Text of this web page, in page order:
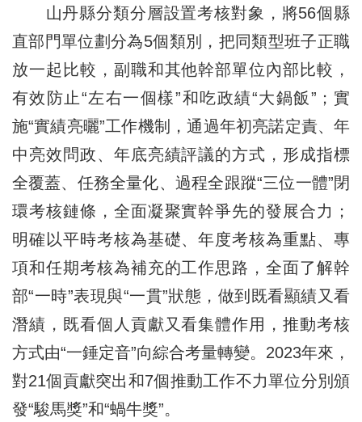
山丹縣分類分層設置考核對象，將56個縣
直部門單位劃分為5個類別，把同類型班子正職
放一起比較，副職和其他幹部單位內部比較，
有效防止“左右一個樣”和吃政績“大鍋飯”；實
施“實績亮曬”工作機制，通過年初亮諾定責、年
中亮效問政、年底亮績評議的方式，形成指標
全覆蓋、任務全量化、過程全跟蹤“三位一體”閉
環考核鏈條，全面凝聚實幹爭先的發展合力；
明確以平時考核為基礎、年度考核為重點、專
項和任期考核為補充的工作思路，全面了解幹
部“一時”表現與“一貫”狀態，做到既看顯績又看
潛績，既看個人貢獻又看集體作用，推動考核
方式由“一錘定音”向綜合考量轉變。2023年來，
對21個貢獻突出和7個推動工作不力單位分別頒
發“駿馬獎”和“蝸牛獎”。